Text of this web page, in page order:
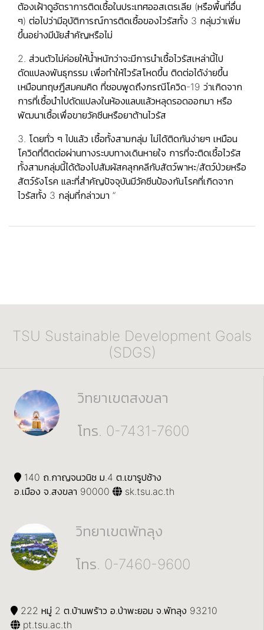
ต้องเฝ้าดูอัตราการติดเชื้อในประเทศออสเตรเลีย (หรือพื้นที่อื่น
ๆ) ต่อไปว่ามีอุบัติการณ์การติดเชื้อของไวรัสทั้ง 3 กลุ่มว่าเพิ่ม
ขึ้นอย่างมีนัยสำคัญหรือไม่
2. ส่วนตัวไม่ค่อยให้น้ำหนักว่าจะมีการนำเชื้อไวรัสเหล่านี้ไป
ดัดแปลงพันธุกรรม เพื่อทำให้ไวรัสโหดขึ้น ติดต่อได้ง่ายขึ้น
เหมือนทฤษฎีสมคมคิด ที่ชอบพูดถึงกรณีโควิด-19 ว่าเกิดจาก
การที่เชื้อนำไปดัดแปลงในห้องแลบแล้วหลุดรอดออกมา หรือ
พัฒนาเชื้อเพื่อขายวัคซีนหรือยาต้านไวรัส
3. โดยทั่ว ๆ ไปแล้ว เชื้อทั้งสามกลุ่ม ไม่ได้ติดกันง่ายๆ เหมือน
โควิดที่ติดต่อผ่านทางระบบทางเดินหายใจ การที่จะติดเชื้อไวรัส
ทั้งสามกลุ่มนี้ได้ต้องไปสัมผัสคลุกคลีกับสัตว์พาหะ/สัตว์ป่วยหรือ
สัตว์รังโรค และที่สำคัญปัจจุบันมีวัคซีนป้องกันโรคที่เกิดจาก
ไวรัสทั้ง 3 กลุ่มที่กล่าวมา ”
TSU Sustainable Development Goals
(SDGS)
วิทยาเขตสงขลา
โทร. 0-7431-7600
140 ถ.กาญจนวนิช ม.4 ต.เขารูปช้าง
อ.เมือง จ.สงขลา 90000
sk.tsu.ac.th
วิทยาเขตพัทลุง
โทร. 0-7460-9600
222 หมู่ 2 ต.บ้านพร้าว อ.ป่าพะยอม จ.พัทลุง 93210
pt.tsu.ac.th